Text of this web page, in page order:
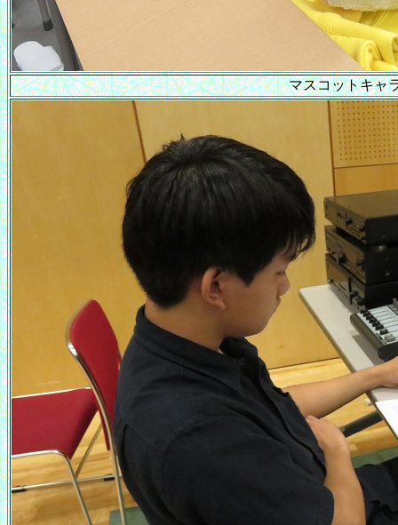
マスコットキャ